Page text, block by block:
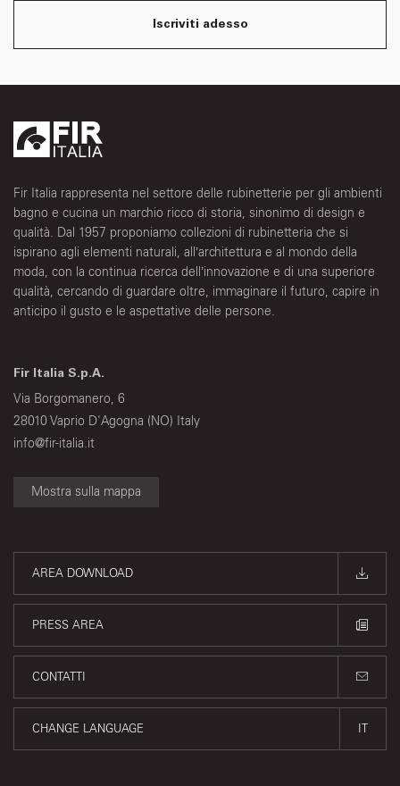
Iscriviti adesso
Fir Italia rappresenta nel settore delle rubinetterie per gli ambienti
bagno e cucina un marchio ricco di storia, sinonimo di design e
qualità. Dal 1957 proponiamo collezioni di rubinetteria che si
ispirano agli elementi naturali, all’architettura e al mondo della
moda, con la continua ricerca dell’innovazione e di una superiore
qualità, cercando di guardare oltre, immaginare il futuro, capire in
anticipo il gusto e le aspettative delle persone.
Fir Italia S.p.A.
Via Borgomanero, 6
28010 Vaprio D'Agogna (NO) Italy
info@fir-italia.it
Mostra sulla mappa
AREA DOWNLOAD
PRESS AREA
CONTATTI
CHANGE LANGUAGE IT